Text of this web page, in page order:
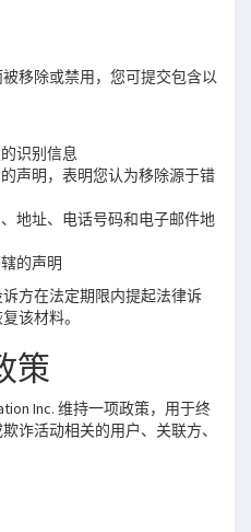
移除或禁用，您可提交包含以
识别信息
声明，表明您认为移除源于错
地址、电话号码和电子邮件地
的声明
方在法定期限内提起法律诉
该材料。
策
Inc. 维持一项政策，用于终
诈活动相关的用户、关联方、